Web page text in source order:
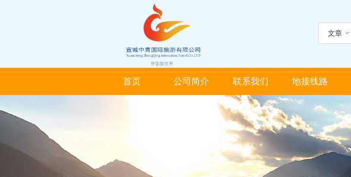
首页 公司简介 联系我们
联系我们
地接线路
地接线路
文章 ꀁ